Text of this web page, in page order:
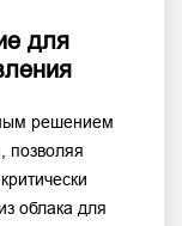
для
решением
позволяя
облака для